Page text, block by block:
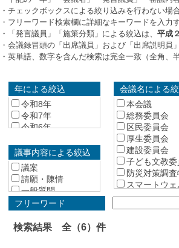
・チェックボックスによる絞り込みを行わない
・フリーワード検索欄に詳細なキーワードを入
・「発言議員」「施策分類」による絞込は、 平成
・会議録冒頭の「出席議員」および「出席説明員
・英単語、数字を含んだ検索は完全一致（全角
年による絞込
令和8年
令和7年
令和6年
令和4年
令和3年
令和2年
令和元年
平成30年
平成29年
平成27年
議事内容による絞込
議案
請願・陳情
一般質問
総括質疑
所管事項の報告
会議名による
本会議
総務委員会
区民委員会
厚生委員会
建設委員会
子ども文教
防災対策調
スマートウ
フリーワード
検索結果 全（6）件